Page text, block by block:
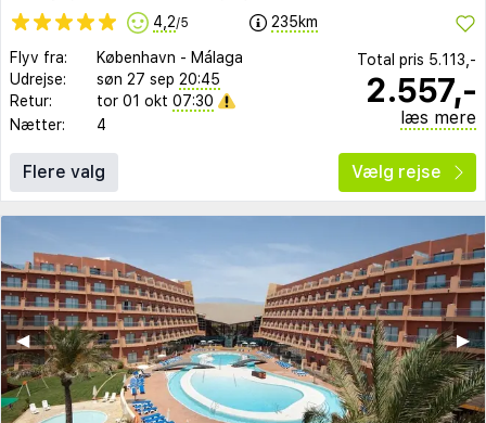
4,2/5 235km
Flyv fra: København - Málaga
Udrejse:
søn 27 sep 20:45
Retur:
tor 01 okt 07:30
Nætter:
4
Total pris 5.113,-
2.557,-
læs mere
Flere valg Vælg rejse
▶︎
◀︎